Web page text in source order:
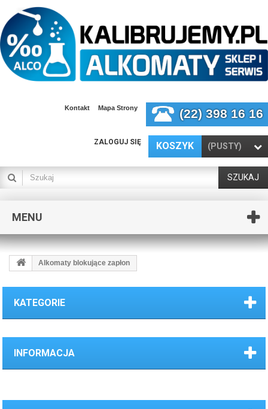
Kontakt Mapa Strony (22) 398 16 16
KOSZYK (PUSTY)
ZALOGUJ SIĘ
SZUKAJ
MENU
Alkomaty blokujące zapłon
KATEGORIE
INFORMACJA